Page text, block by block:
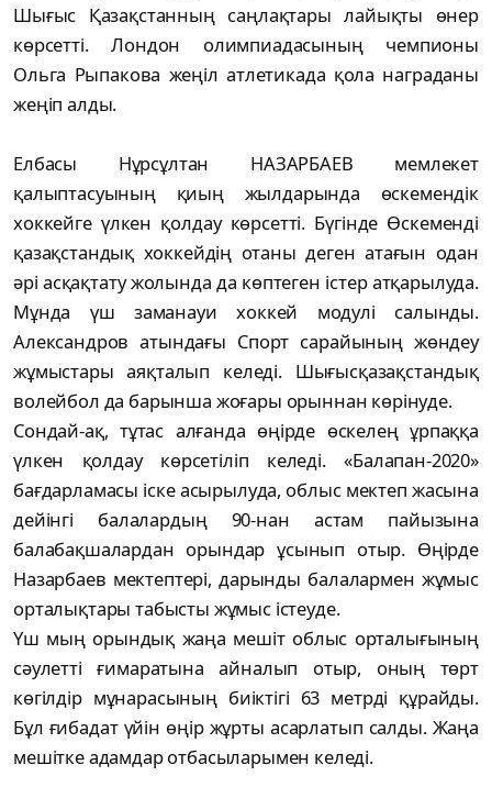
Шығыс Қазақстанның саңлақтары лайықты өнер
көрсетті. Лондон олимпиадасының чемпионы
Ольга Рыпакова жеңіл атлетикада қола награданы
жеңіп алды.
Елбасы Нұрсұлтан НАЗАРБАЕВ мемлекет
қалыптасуының қиың жылдарында өскемендік
хоккейге үлкен қолдау көрсетті. Бүгінде Өскеменді
қазақстандық хоккейдің отаны деген атағын одан
әрі асқақтату жолында да көптеген істер атқарылуда.
Мұнда үш заманауи хоккей модулі салынды.
Александров атындағы Спорт сарайының жөндеу
жұмыстары аяқталып келеді. Шығысқазақстандық
волейбол да барынша жоғары орыннан көрінуде.
Сондай-ақ, тұтас алғанда өңірде өскелең ұрпаққа
үлкен қолдау көрсетіліп келеді. «Балапан-2020»
бағдарламасы іске асырылуда, облыс мектеп жасына
дейінгі балалардың 90-нан астам пайызына
балабақшалардан орындар ұсынып отыр. Өңірде
Назарбаев мектептері, дарынды балалармен жұмыс
орталықтары табысты жұмыс істеуде.
Үш мың орындық жаңа мешіт облыс орталығының
сәулетті ғимаратына айналып отыр, оның төрт
көгілдір мұнарасының биіктігі 63 метрді құрайды.
Бұл ғибадат үйін өңір жұрты асарлатып салды. Жаңа
мешітке адамдар отбасыларымен келеді.